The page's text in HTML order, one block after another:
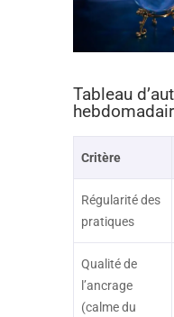
Tableau
Critère
Régularité des
pratiques
Qualité de
l’ancrage
(calme du